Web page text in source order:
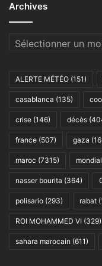
Archives
Archives
ALERTE MÉTÉO (151)
casablanca (135)
crise (146) décès
france (507) gaza
maroc (7315) mondial
nasser bourita (364)
polisario (293) rabat
ROI MOHAMMED VI (329)
sahara marocain (611)